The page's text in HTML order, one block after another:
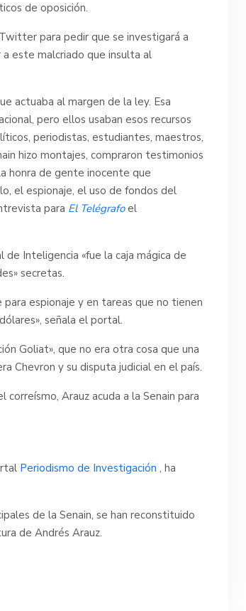
de oposición.
para pedir que se investigará a
a este malcriado que insulta al
actuaba al margen de la ley. Esa
pero ellos usaban esos recursos
periodistas, estudiantes, maestros,
hizo montajes, compraron testimonios
honra de gente inocente que
el espionaje, el uso de fondos del
para El Telégrafoel
de Inteligencia «fue la caja mágica de
secretas.
espionaje y en tareas que no tienen
señala el portal.
Goliat», que no era otra cosa que una
Chevron y su disputa judicial en el país.
Arauz acuda a la Senain para
Periodismo de Investigación , ha
de la Senain, se han reconstituido
de Andrés Arauz.